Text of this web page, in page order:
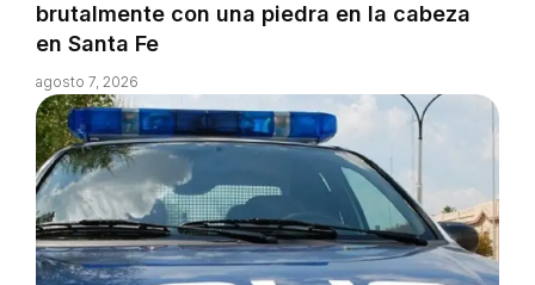
brutalmente con una piedra en la cabeza
en Santa Fe
agosto 7, 2026